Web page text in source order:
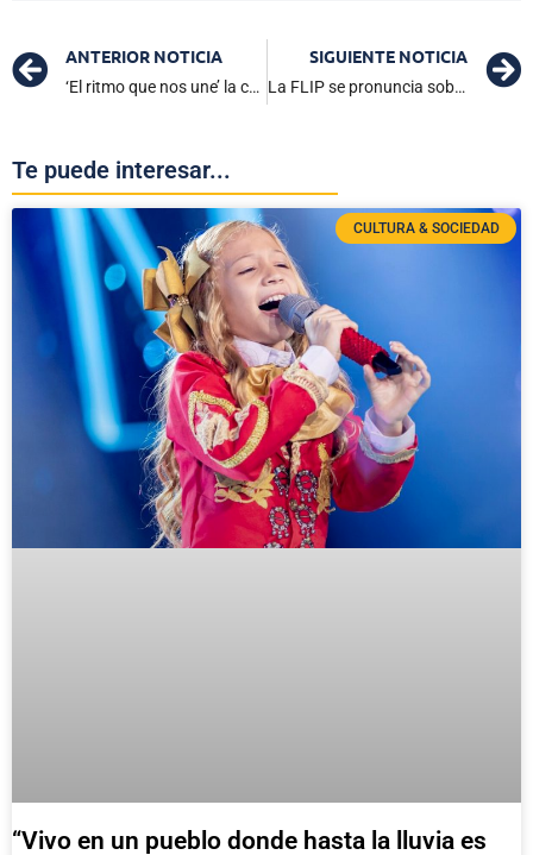
ANTERIOR NOTICIA
‘El ritmo que nos une’ la canción oficial de la Selección Colombia
SIGUIENTE NOTICIA
La FLIP se pronuncia sobre amenaza a periodista de Ciénaga
Te puede interesar...
CULTURA & SOCIEDAD
“Vivo en un pueblo donde hasta la lluvia es